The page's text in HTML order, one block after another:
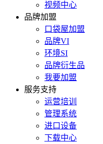
视频中心
品牌加盟
口袋屋加盟
品牌VI
环境SI
品牌衍生品
我要加盟
服务支持
运营培训
管理系统
进口设备
下载中心